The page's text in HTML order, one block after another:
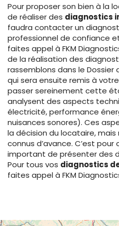
Pour proposer son bien à la
de réaliser des diagnostics
faudra contacter un
professionnel de confiance
faites appel à FKM
de la réalisation des
rassemblons dans le Dossier
qui sera ensuite remis à
passer sereinement cette
analysent des aspects
électricité, performance
nuisances sonores). Ces
la décision du locataire,
connus d’avance. C’est
important de présenter des
Pour tous vos diagnostics
faites appel à FKM